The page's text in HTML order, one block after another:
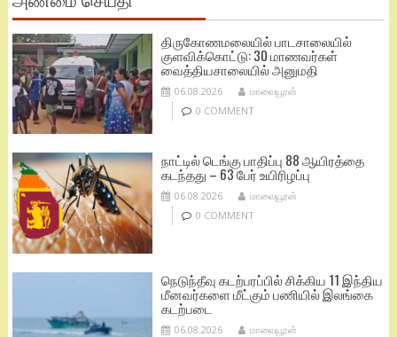
திருகோணமலையில் பாடசாலையில்
குளவிக்கொட்டு: 30 மாணவர்கள்
வைத்தியசாலையில் அனுமதி
06.08.2026
மாவையூரன்
0 COMMENT
நாட்டில் டெங்கு பாதிப்பு 88 ஆயிரத்தை
கடந்தது – 63 பேர் உயிரிழப்பு
06.08.2026
மாவையூரன்
0 COMMENT
நெடுந்தீவு கடற்பரப்பில் சிக்கிய 11 இந்திய
மீனவர்களை மீட்கும் பணியில் இலங்கை
கடற்படை
06.08.2026
மாவையூரன்